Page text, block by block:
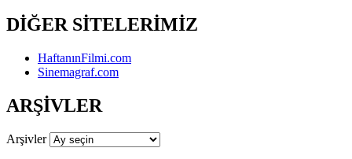
DIĞER SITELERIMIZ
HaftanınFilmi.com
Sinemagraf.com
ARŞIVLER
Arşivler